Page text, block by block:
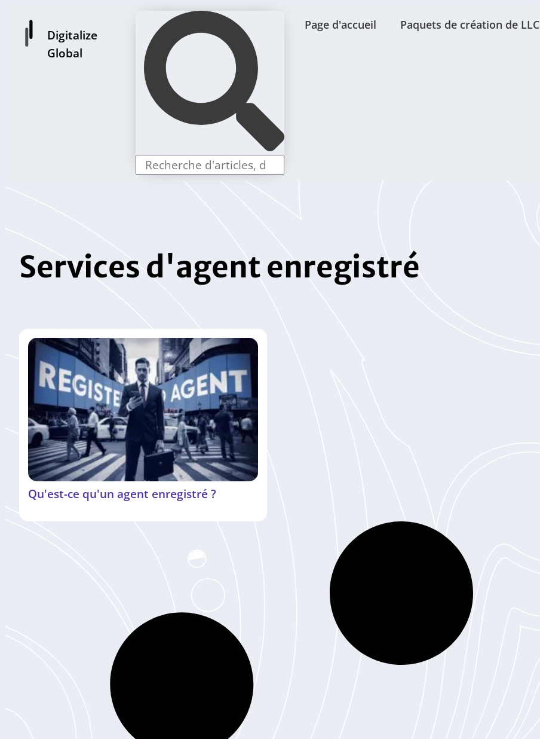
Digitalize
Global
Page d'accueil Paquets de création de LLC
Services d'agent enregistré
Qu'est-ce qu'un agent enregistré ?